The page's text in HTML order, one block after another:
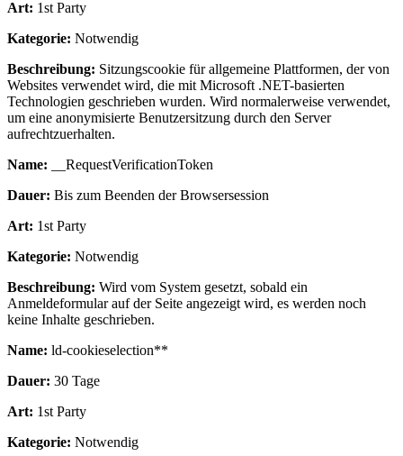
Art: 1st Party
Kategorie: Notwendig
Beschreibung: Sitzungscookie für allgemeine Plattformen, der von
Websites verwendet wird, die mit Microsoft .NET-basierten
Technologien geschrieben wurden. Wird normalerweise verwendet,
um eine anonymisierte Benutzersitzung durch den Server
aufrechtzuerhalten.
Name: __RequestVerificationToken
Dauer: Bis zum Beenden der Browsersession
Art: 1st Party
Kategorie: Notwendig
Beschreibung: Wird vom System gesetzt, sobald ein
Anmeldeformular auf der Seite angezeigt wird, es werden noch
keine Inhalte geschrieben.
Name: ld-cookieselection**
Dauer: 30 Tage
Art: 1st Party
Kategorie: Notwendig